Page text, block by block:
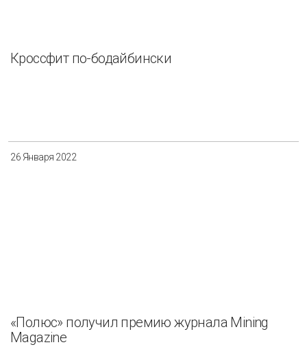
Кроссфит по-бодайбински
26 Января 2022
«Полюс» получил премию журнала Mining
Magazine